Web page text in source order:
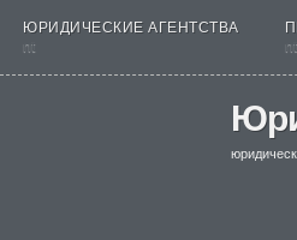
ЮРИДИЧЕСКИЕ АГЕНТСТВА
nt
nt